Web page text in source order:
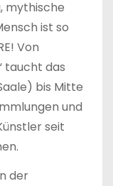
mythische
ist so
Von
taucht das
bis Mitte
und
seit
der